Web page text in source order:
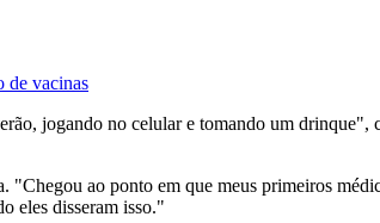
de vacinas
jogando no celular e tomando um
ao ponto em que meus primeiros
eles disseram isso."